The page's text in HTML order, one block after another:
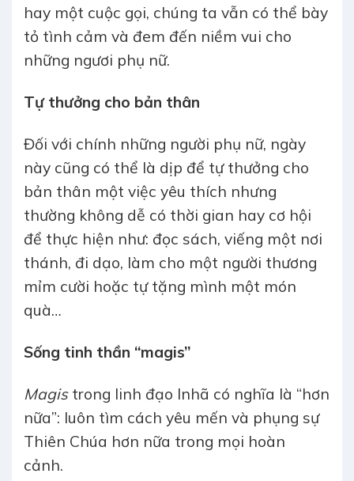
hay một cuộc gọi, chúng ta vẫn có thể bày
tỏ tình cảm và đem đến niềm vui cho
những ngươi phụ nữ.
Tự thưởng cho bản thân
Đối với chính những người phụ nữ, ngày
này cũng có thể là dịp để tự thưởng cho
bản thân một việc yêu thích nhưng
thường không dễ có thời gian hay cơ hội
để thực hiện như: đọc sách, viếng một nơi
thánh, đi dạo, làm cho một người thương
mỉm cười hoặc tự tặng mình một món
quà…
Sống tinh thần “magis”
Magistrong linh đạo Inhã có nghĩa là “hơn
nữa”: luôn tìm cách yêu mến và phụng sự
Thiên Chúa hơn nữa trong mọi hoàn
cảnh.